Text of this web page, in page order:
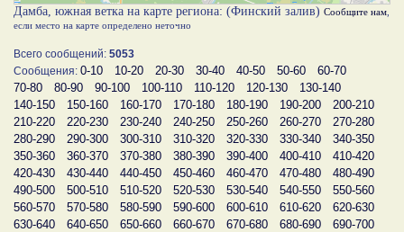
Дамба, южная ветка на карте региона: (Финский залив) Сообщите нам
если место на карте определено неточно
Всего сообщений: 5053
Сообщения: 0-10 10-20 20-30 30-40 40-50 50-60
60-70
70-80
80-90 90-100 100-110 110-120 120-130
130-140
140-150
150-160 160-170 170-180 180-190 190-200
200-210
210-220
220-230 230-240 240-250 250-260 260-270
270-280
280-290
290-300 300-310 310-320 320-330 330-340
340-350
350-360
360-370 370-380 380-390 390-400 400-410
410-420
420-430
430-440 440-450 450-460 460-470 470-480
480-490
490-500
500-510 510-520 520-530 530-540 540-550
550-560
560-570
570-580 580-590 590-600 600-610 610-620
620-630
630-640
640-650 650-660 660-670 670-680 680-690
690-700